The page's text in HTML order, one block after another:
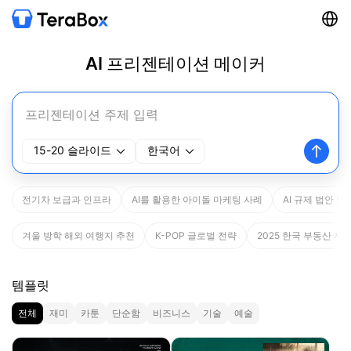
AI 프리젠테이션 메이커​
15-20 슬라이드 한국어
전기차 보급과 인프라 AI를 활용한 아이돌 마케팅 사례 AI 규제 법안 발
겨울 방학 해외 여행지 추천 K-POP 글로벌 전략 2025 한국 부동산 시
템플릿
전체 재미 카툰 단순함 비즈니스 기술 예술